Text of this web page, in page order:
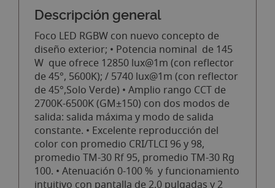
Descripción general
Foco LED RGBW con nuevo concepto de
diseño exterior; • Potencia nominal de 145
W que ofrece 12850 lux@1m (con reflector
de 45°, 5600K); / 5740 lux@1m (con reflector
de 45°,Solo Verde) • Amplio rango CCT de
2700K-6500K (GM±150) con dos modos de
salida: salida máxima y modo de salida
constante. • Excelente reproducción del
color con promedio CRI/TLCI 96 y 98,
promedio TM-30 Rf 95, promedio TM-30 Rg
100. • Atenuación 0-100 % y funcionamiento
intuitivo con pantalla de 2,0 pulgadas y 2